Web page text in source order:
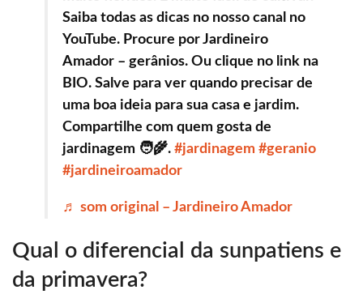
Saiba todas as dicas no nosso canal no
YouTube. Procure por Jardineiro
Amador – gerânios. Ou clique no link na
BIO. Salve para ver quando precisar de
uma boa ideia para sua casa e jardim.
Compartilhe com quem gosta de
jardinagem 🧑‍🌾. #jardinagem #geranio
#jardineiroamador
♬ som original – Jardineiro Amador
Qual o diferencial da sunpatiens e
da primavera?